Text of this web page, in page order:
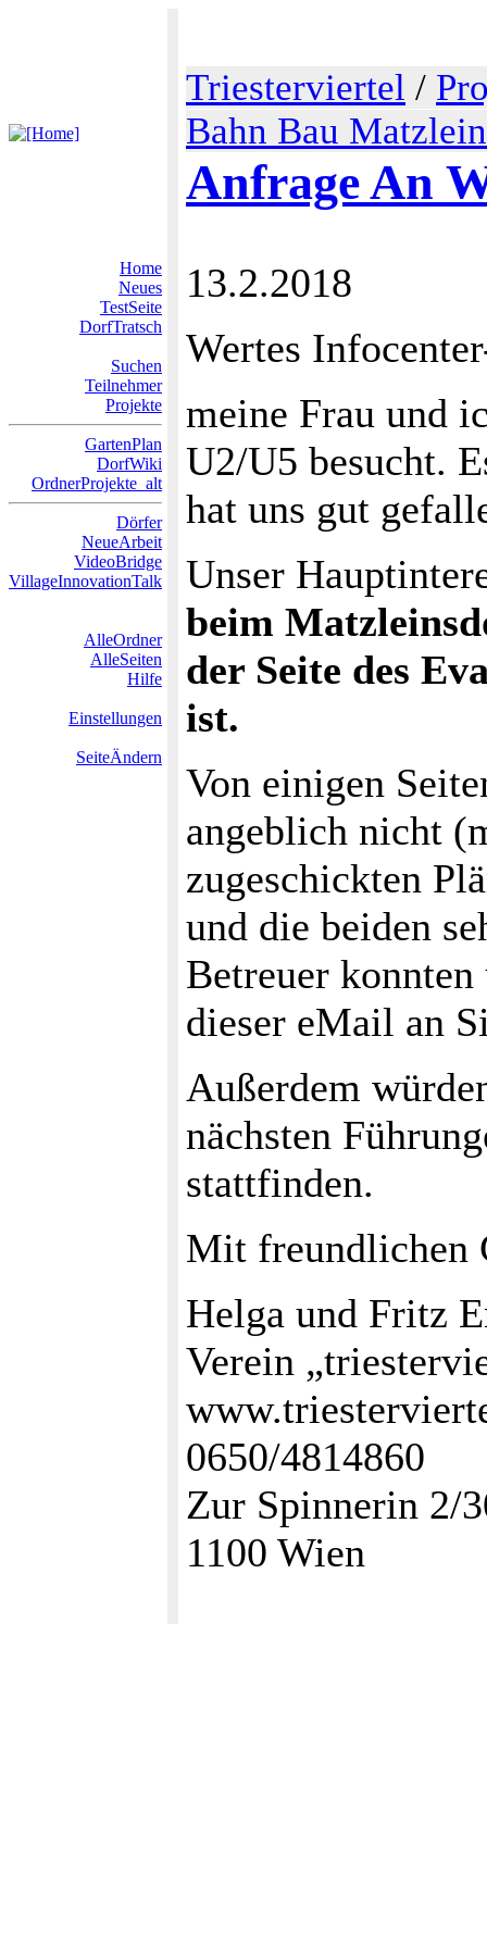
Triesterviertel /
Bahn Bau
Anfrage An
Home
Neues
TestSeite
DorfTratsch
Suchen
Teilnehmer
Projekte
GartenPlan
DorfWiki
OrdnerProjekte_alt
Dörfer
NeueArbeit
VideoBridge
VillageInnovationTalk
AlleOrdner
AlleSeiten
Hilfe
Einstellungen
SeiteÄndern
13.2.2018
Wertes
meine Frau und
U2/U5 besucht.
hat uns gut
Unser
beim
der Seite des
ist.
Von einigen
angeblich nicht
zugeschickten
und die beiden
Betreuer
dieser eMail an
Außerdem
nächsten
stattfinden.
Mit freundlichen
Helga und Fritz
Verein
0650/4814860
Zur Spinnerin 2/
1100 Wien